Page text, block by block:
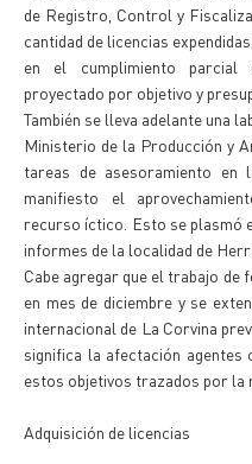
de Registro, Control y
cantidad de licencias
en el cumplimiento parcial
proyectado por objetivo y
También se lleva adelante una
Ministerio de la Producción y
tareas de asesoramiento en
manifiesto el
recurso íctico. Esto se plasmó
informes de la localidad de
Cabe agregar que el trabajo
en mes de diciembre y se
internacional de La Corvina
significa la afectación agentes
estos objetivos trazados por la
Adquisición de licencias